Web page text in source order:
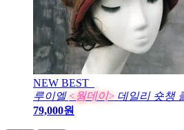
NEW BEST
루이엘 <웜데이> 데일리 숏챙
79,000원